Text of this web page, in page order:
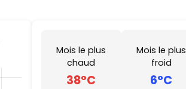
Mois le plus
chaud
38°C
Mois le plus
froid
6°C